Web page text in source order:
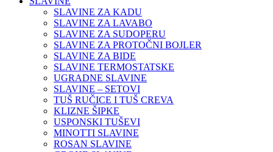
SLAVINE ZA KADU
SLAVINE ZA LAVABO
SLAVINE ZA SUDOPERU
SLAVINE ZA PROTOČNI BOJLER
SLAVINE ZA BIDE
SLAVINE TERMOSTATSKE
UGRADNE SLAVINE
SLAVINE – SETOVI
TUŠ RUČICE I TUŠ CREVA
KLIZNE ŠIPKE
USPONSKI TUŠEVI
MINOTTI SLAVINE
ROSAN SLAVINE